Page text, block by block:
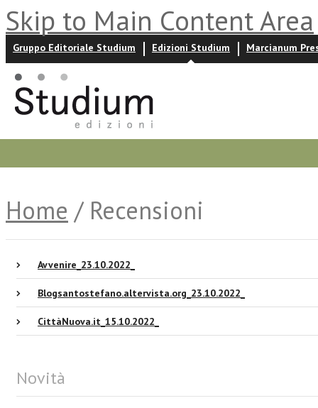
Skip to Main Content Area
Gruppo Editoriale Studium Edizioni Studium Marcianum
Home / Recensioni
Avvenire_23.10.2022_
Blogsantostefano.altervista.org_23.10.2022_
CittàNuova.it_15.10.2022_
Novità